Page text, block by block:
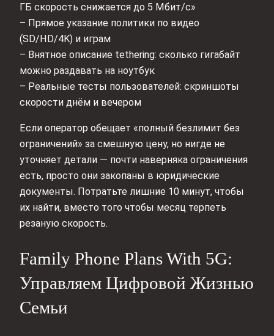
ГБ скорость снижается до 5 Мбит/с»
– Прямое указание политики по видео
(SD/HD/4K) и играм
– Внятное описание tethering: сколько гигабайт
можно раздавать на ноутбук
– Реальные тесты пользователей: скриншоты
скорости днём и вечером
Если оператор обещает «полный безлимит без
ограничений» за смешную цену, но нигде не
уточняет детали — почти наверняка ограничения
есть, просто они закопаны в юридические
документы. Потратьте лишние 10 минут, чтобы
их найти, вместо того чтобы месяц терпеть
резаную скорость.
Family Phone Plans With 5G:
Управляем Цифровой Жизнью
Семьи